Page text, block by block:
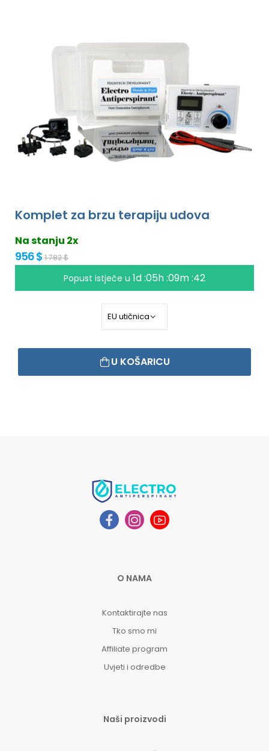
Komplet za brzu terapiju udova
Na stanju 2x
956 $ 1 782 $
Popust istječe u1d :05h :09m :41
U KOŠARICU
O NAMA
Kontaktirajte nas
Tko smo mi
Affiliate program
Uvjeti i odredbe
Naši proizvodi